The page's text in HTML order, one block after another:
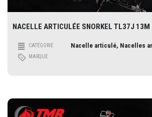
NACELLE ARTICULÉE SNORKEL TL37J 13M
CATÉGORIE Nacelle articulé, Nacelles
MARQUE